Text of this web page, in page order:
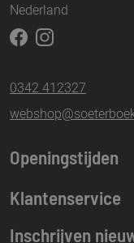
Nederland
0342 412327
Openingstijden
Maandag
Klantenservice
Inschrijven